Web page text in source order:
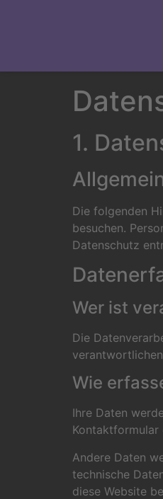
1.
Die folgenden
besuchen.
Datenschutz
Wer ist
Die
Wie
Ihre Daten
Kontaktformular
Andere Daten
technische
diese Website